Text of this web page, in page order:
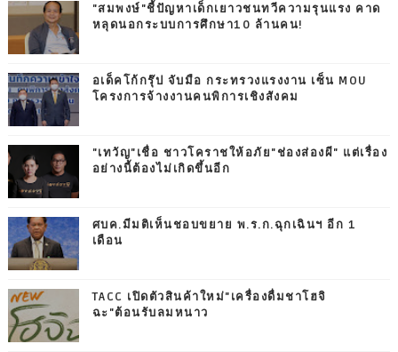
"สมพงษ์"ชี้ปัญหาเด็กเยาวชนทวีความรุนแรง คาด
หลุดนอกระบบการศึกษา10 ล้านคน!
อเด็คโก้กรุ๊ป จับมือ กระทรวงแรงงาน เซ็น MOU
โครงการจ้างงานคนพิการเชิงสังคม
"เทวัญ"เชื่อ ชาวโคราชให้อภัย"ช่องส่องผี" แต่เรื่อง
อย่างนี้ต้องไม่เกิดขึ้นอีก
ศบค.มีมติเห็นชอบขยาย พ.ร.ก.ฉุกเฉินฯ อีก 1
เดือน
TACC เปิดตัวสินค้าใหม่"เครื่องดื่มชาโฮจิ
ฉะ"ต้อนรับลมหนาว